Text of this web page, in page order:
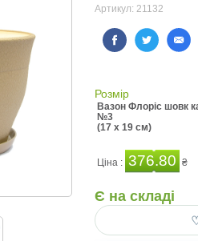
Артикул: 21132
Розмір
Вазон Флоріс шовк
№3
(17 x 19 см)
Ціна : 376.80 ₴
Є на складі